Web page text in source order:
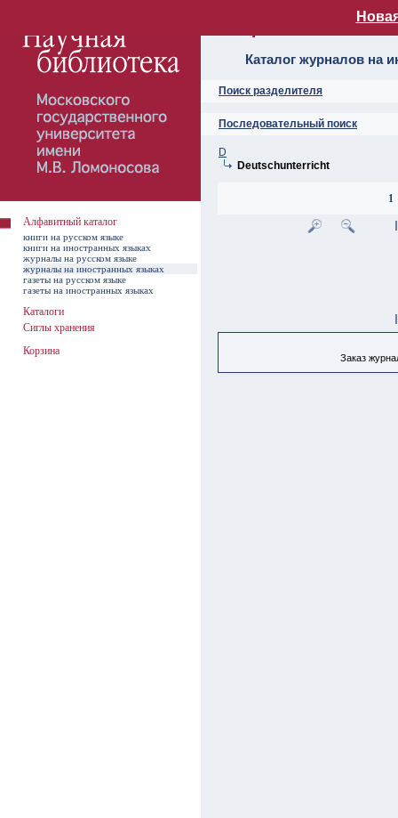
Алфавитный
Каталог журналов на
Поиск разделителя
Последовательный поиск
D
Deutschunterricht
1
Заказ
Алфавитный каталог
книги на русском языке
книги на иностранных языках
журналы на русском языке
журналы на иностранных языках
газеты на русском языке
газеты на иностранных языках
Каталоги
Сиглы хранения
Корзина